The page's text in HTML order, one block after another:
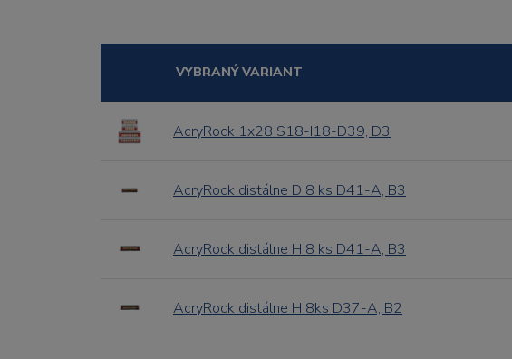
VYBRANÝ VARIANT
AcryRock 1x28 S18-I18-D39, D3
AcryRock distálne D 8 ks D41-A, B3
AcryRock distálne H 8 ks D41-A, B3
AcryRock distálne H 8ks D37-A, B2